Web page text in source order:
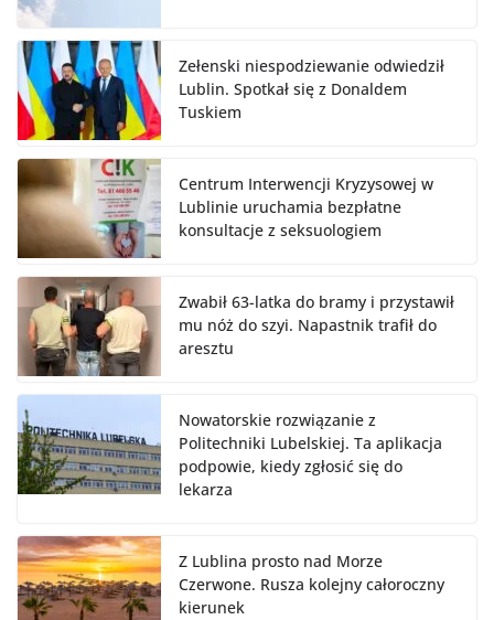
Zełenski niespodziewanie odwiedził
Lublin. Spotkał się z Donaldem
Tuskiem
Centrum Interwencji Kryzysowej w
Lublinie uruchamia bezpłatne
konsultacje z seksuologiem
Zwabił 63-latka do bramy i przystawił
mu nóż do szyi. Napastnik trafił do
aresztu
Nowatorskie rozwiązanie z
Politechniki Lubelskiej. Ta aplikacja
podpowie, kiedy zgłosić się do
lekarza
Z Lublina prosto nad Morze
Czerwone. Rusza kolejny całoroczny
kierunek